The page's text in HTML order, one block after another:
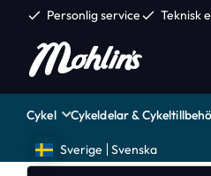
check Personlig servicecheck Teknisk
Cykel Cykeldelar &
Sverige Svenska